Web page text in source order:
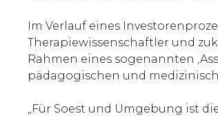
Im Verlauf eines
Therapiewissenschaftler und
Rahmen eines sogenannten
pädagogischen und
„Für Soest und Umgebung ist